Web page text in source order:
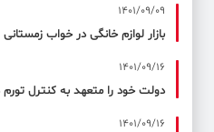
1401/09/09
بازار لوازم خانگی در خواب زمستانی
1401/09/16
دولت خود را متعهد به کنترل
1401/09/16